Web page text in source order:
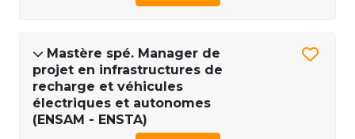
Mastère spé. Manager de
projet en infrastructures de
recharge et véhicules
électriques et autonomes
(ENSAM - ENSTA)